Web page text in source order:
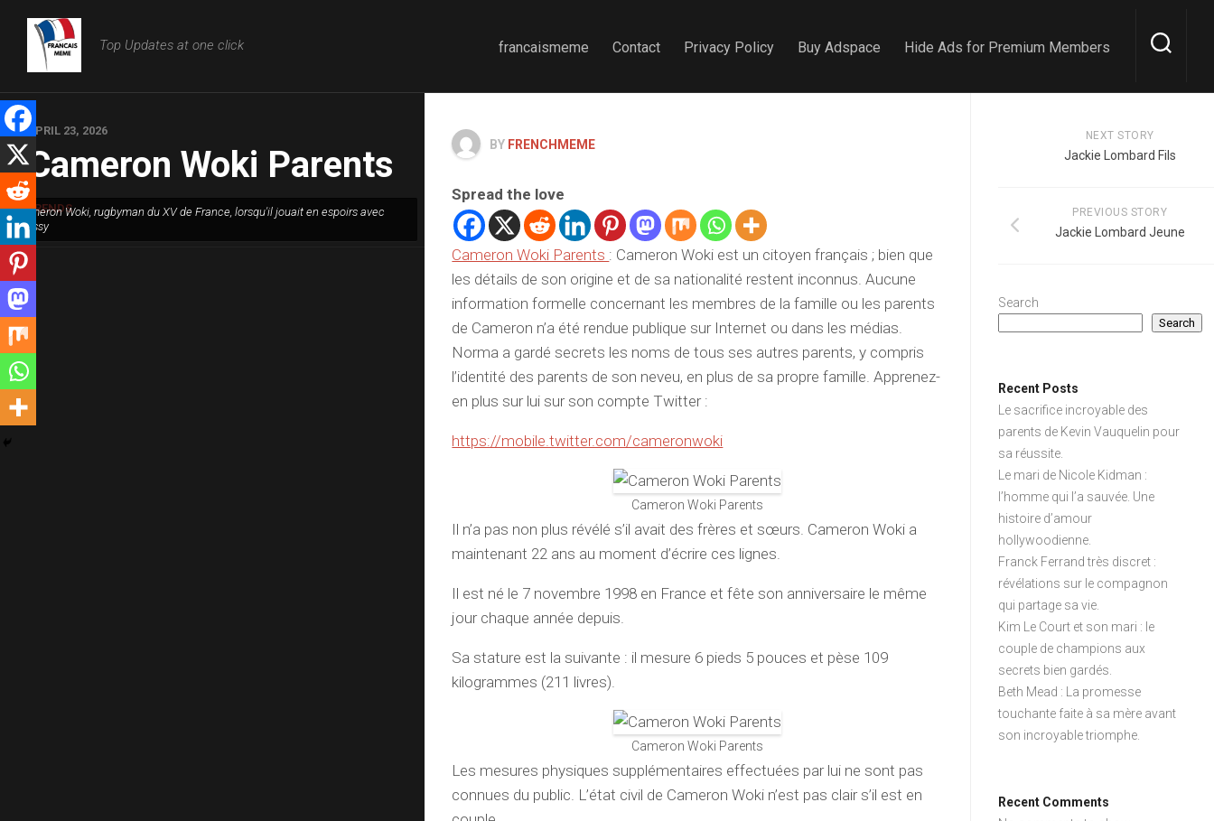
content
Top Updates at one click francaismeme Contact Privacy Policy Buy Adspace Hide Ads for Premium Members
APRIL 23, 2026
Cameron Woki Parents
TRENDS
Cameron Woki, rugbyman du XV de France, lorsqu'il jouait en espoirs avec
Massy
BY FRENCHMEME
Spread the love
Cameron Woki Parents : Cameron Woki est un citoyen français ; bien que
les détails de son origine et de sa nationalité restent inconnus. Aucune
information formelle concernant les membres de la famille ou les parents
de Cameron n’a été rendue publique sur Internet ou dans les médias.
Norma a gardé secrets les noms de tous ses autres parents, y compris
l’identité des parents de son neveu, en plus de sa propre famille. Apprenez-
en plus sur lui sur son compte Twitter :
https://mobile.twitter.com/cameronwoki
Cameron Woki Parents
Il n’a pas non plus révélé s’il avait des frères et sœurs. Cameron Woki a
maintenant 22 ans au moment d’écrire ces lignes.
Il est né le 7 novembre 1998 en France et fête son anniversaire le même
jour chaque année depuis.
Sa stature est la suivante : il mesure 6 pieds 5 pouces et pèse 109
kilogrammes (211 livres).
Cameron Woki Parents
Les mesures physiques supplémentaires effectuées par lui ne sont pas
connues du public. L’état civil de Cameron Woki n’est pas clair s’il est en
NEXT STORY
Jackie Lombard Fils
PREVIOUS STORY
Jackie Lombard Jeune
Search
Search
Recent Posts
Le sacrifice incroyable des
parents de Kevin Vauquelin pour
sa réussite.
Le mari de Nicole Kidman :
l’homme qui l’a sauvée. Une
histoire d’amour
hollywoodienne.
Franck Ferrand très discret :
révélations sur le compagnon
qui partage sa vie.
Kim Le Court et son mari : le
couple de champions aux
secrets bien gardés.
Beth Mead : La promesse
touchante faite à sa mère avant
son incroyable triomphe.
Recent Comments